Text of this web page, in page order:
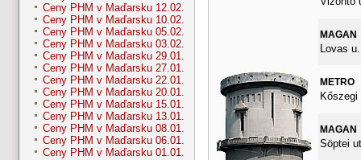
Ceny PHM v Maďarsku 12.02.
Ceny PHM v Maďarsku 10.02.
Ceny PHM v Maďarsku 05.02.
Ceny PHM v Maďarsku 03.02.
Ceny PHM v Maďarsku 29.01.
Ceny PHM v Maďarsku 27.01.
Ceny PHM v Maďarsku 22.01.
Ceny PHM v Maďarsku 20.01.
Ceny PHM v Maďarsku 15.01.
Ceny PHM v Maďarsku 13.01.
Ceny PHM v Maďarsku 08.01.
Ceny PHM v Maďarsku 06.01.
Ceny PHM v Maďarsku 01.01.
MAGAN
Lovas
METRO
Kőszegi
MAGAN
Söptei